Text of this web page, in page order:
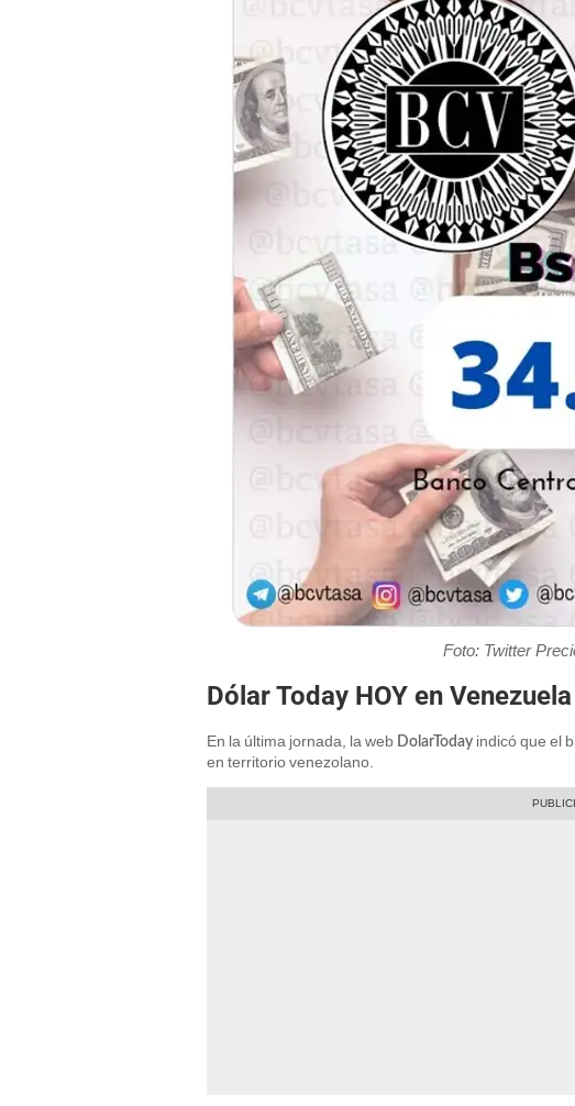
Foto: Twitter
Dólar Today HOY en Venezuela
En la última jornada, la web DolarToday indicó que el
en territorio venezolano.